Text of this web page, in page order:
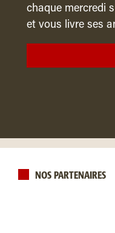
chaque mercredi
et vous livre ses
NOS PARTENAIRES